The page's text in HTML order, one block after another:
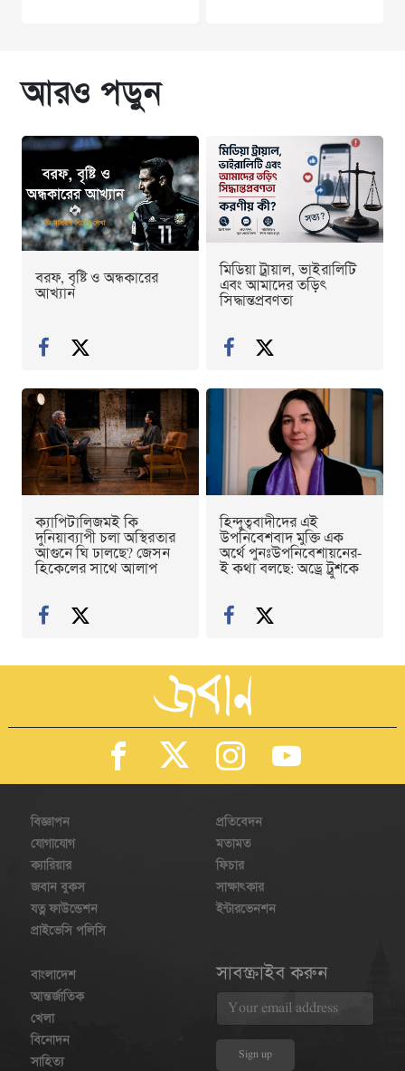
আরও পড়ুন
বরফ, বৃষ্টি ও অন্ধকারের
আখ্যান
মিডিয়া ট্রায়াল, ভাইরালিটি
এবং আমাদের তড়িৎ
সিদ্ধান্তপ্রবণতা
ক্যাপিটালিজমই কি
দুনিয়াব্যাপী চলা অস্থিরতার
আগুনে ঘি ঢালছে? জেসন
হিকেলের সাথে আলাপ
হিন্দুত্ববাদীদের এই
উপনিবেশবাদ মুক্তি এক
অর্থে পুনঃউপনিবেশায়নের-
ই কথা বলছে: অড্রে ট্রুশকে
বিজ্ঞাপন
যোগাযোগ
ক্যারিয়ার
জবান বুকস
যত্ন ফাউন্ডেশন
প্রাইভেসি পলিসি
প্রতিবেদন
মতামত
ফিচার
সাক্ষাৎকার
ইন্টারভেনশন
বাংলাদেশ
আন্তর্জাতিক
খেলা
বিনোদন
সাহিত্য
সাবস্ক্রাইব করুন